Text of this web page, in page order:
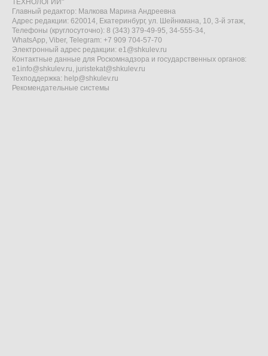
ТЕХНОЛОГИИ"
Главный редактор: Малкова Марина Андреевна
Адрес редакции: 620014, Екатеринбург, ул. Шейнкмана, 10, 3-й этаж,
Телефоны (круглосуточно): 8 (343) 379-49-95, 34-555-34,
WhatsApp, Viber, Telegram: +7 909 704-57-70
Электронный адрес редакции: e1@shkulev.ru
Контактные данные для Роскомнадзора и государственных органов:
e1info@shkulev.ru, juristekat@shkulev.ru
Техподдержка: help@shkulev.ru
Рекомендательные системы